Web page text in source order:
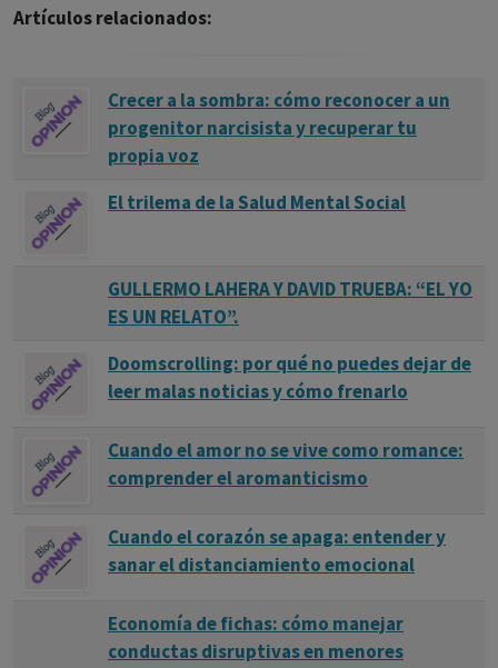
que le hacen hablar así, hace algo y son los otros los que le
fenómeno denominándole parálisis del yo. E. Bleuler
hablaba de automatismo. Esta pérdida de la actividad del
yo constituye el trastorno fundamental de la esquizofrenia
según H.W. Gruhle y J.J. López Ibor. Los síntomas de primer
orden de Kurt Schneider son todos vivencias impuestas.
Artículos relacionados:
Crecer a la sombra: cómo reconocer a un
progenitor narcisista y recuperar tu
propia voz
El trilema de la Salud Mental Social
GULLERMO LAHERA Y DAVID TRUEBA: “EL YO
ES UN RELATO”.
Doomscrolling: por qué no puedes dejar de
leer malas noticias y cómo frenarlo
Cuando el amor no se vive como romance:
comprender el aromanticismo
Cuando el corazón se apaga: entender y
sanar el distanciamiento emocional
Economía de fichas: cómo manejar
conductas disruptivas en menores